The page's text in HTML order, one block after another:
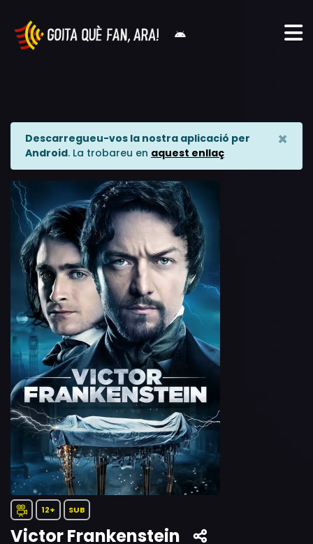
Descarregueu-vos la nostra aplicació per
Android. La trobareu en aquest enllaç
×
12+ SUB
Victor Frankenstein